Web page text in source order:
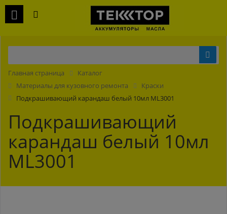
Главная страница
Каталог
Материалы для кузовного ремонта
Краски
Подкрашивающий карандаш белый 10мл ML3001
Подкрашивающий
карандаш белый 10мл
ML3001